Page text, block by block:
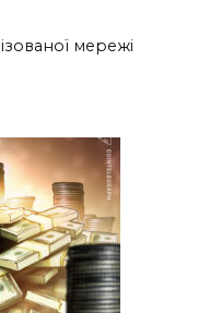
мережі